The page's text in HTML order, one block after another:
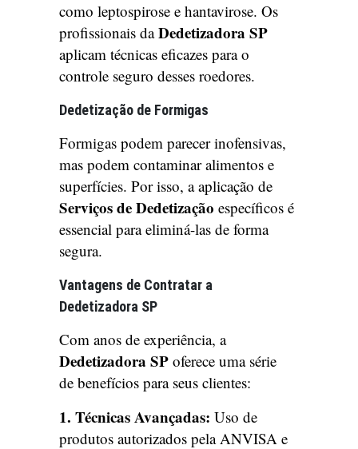
como leptospirose e hantavirose. Os
profissionais daDedetizadora SP
aplicam técnicas eficazes para o
controle seguro desses roedores.
Dedetização de Formigas
Formigas podem parecer inofensivas,
mas podem contaminar alimentos e
superfícies. Por isso, a aplicação de
Serviços de Dedetização específicos é
essencial para eliminá-las de forma
segura.
Vantagens de Contratar a
Dedetizadora SP
Com anos de experiência, a
Dedetizadora SP oferece uma série
de benefícios para seus clientes:
1. Técnicas Avançadas: Uso de
produtos autorizados pela ANVISA e